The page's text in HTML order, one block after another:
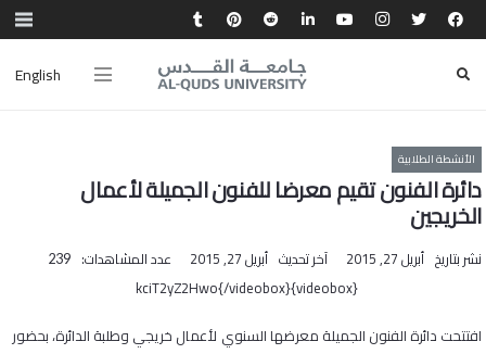
English
الأنشطة الطلابية
دائرة الفنون تقيم معرضا للفنون الجميلة لأعمال
الخريجين
نشر بتاريخ أبريل 27, 2015 آخر تحديث أبريل 27, 2015 عدد المشاهدات: 239
{videobox}kciT2yZ2Hwo{/videobox}
افتتحت دائرة الفنون الجميلة معرضها السنوي لأعمال خريجي وطلبة الدائرة، بحضور